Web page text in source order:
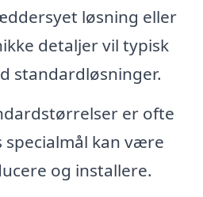
løsning eller
detaljer vil typisk
standardløsninger.
er ofte
specialmål kan være
og installere.